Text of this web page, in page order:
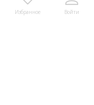
Избранное Войти